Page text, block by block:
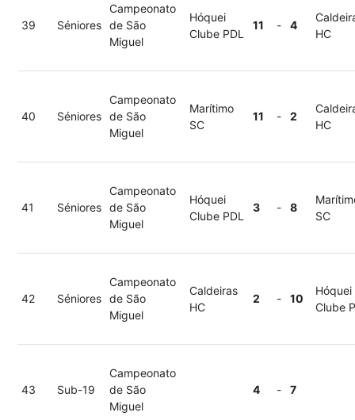
39 Séniores
Campeonato
de São
Miguel
Hóquei
Clube PDL
11 - 4
HC
40 Séniores
Campeonato
de São
Miguel
Marítimo
SC
11 - 2
HC
41 Séniores
Campeonato
de São
Miguel
Hóquei
Clube PDL
3 - 8
SC
42 Séniores
Campeonato
de São
Miguel
Caldeiras
HC
2 - 10
Hóquei
Clube
43 Sub-19
Campeonato
de São
Miguel
4 - 7